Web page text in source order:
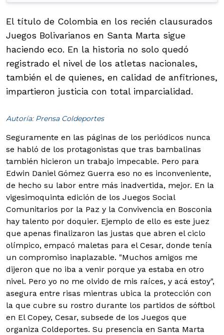
El título de Colombia en los recién clausurados
Juegos Bolivarianos en Santa Marta sigue
haciendo eco. En la historia no solo quedó
registrado el nivel de los atletas nacionales,
también el de quienes, en calidad de anfitriones,
impartieron justicia con total imparcialidad.
Autoría: Prensa Coldeportes
Seguramente en las páginas de los periódicos nunca
se habló de los protagonistas que tras bambalinas
también hicieron un trabajo impecable. Pero para
Edwin Daniel Gómez Guerra eso no es inconveniente,
de hecho su labor entre más inadvertida, mejor. En la
vigesimoquinta edición de los Juegos Social
Comunitarios por la Paz y la Convivencia en Bosconia
hay talento por doquier. Ejemplo de ello es este juez
que apenas finalizaron las justas que abren el ciclo
olímpico, empacó maletas para el Cesar, donde tenía
un compromiso inaplazable. "Muchos amigos me
dijeron que no iba a venir porque ya estaba en otro
nivel. Pero yo no me olvido de mis raíces, y acá estoy",
asegura entre risas mientras ubica la protección con
la que cubre su rostro durante los partidos de sóftbol
en El Copey, Cesar, subsede de los Juegos que
organiza Coldeportes. Su presencia en Santa Marta